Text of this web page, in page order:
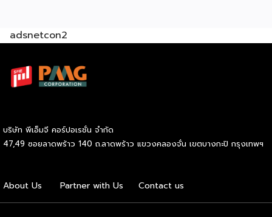
Commerce เปิดตลาดจีน ติดอาวุธ SMEs ไทย สู่ผู้บริโภค
ธุรกิจ ผู้ประกอบการ และผู้ที่กำลังวางแผนขยายตลาด
สิงหาคม 2569 | 10.00 – 12.15 น.
adsnetcon2
บริษัท พีเอ็มจี คอร์ปอเรชั่น จำกัด
47,49 ซอยลาดพร้าว 140 ถ.ลาดพร้าว แขวงคลองจั่น เขตบางกะปิ กรุงเทพฯ
About Us Partner with Us Contact us